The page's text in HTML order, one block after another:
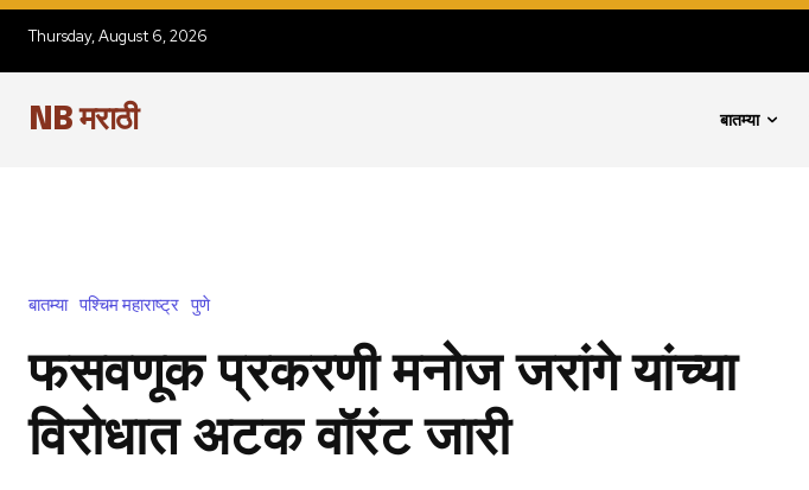
Thursday, August 6, 2026
NB मराठी बातम्या
बातम्या पश्चिम महाराष्ट्र पुणे
फसवणूक प्रकरणी मनोज जरांगे यांच्या
विरोधात अटक वॉरंट जारी